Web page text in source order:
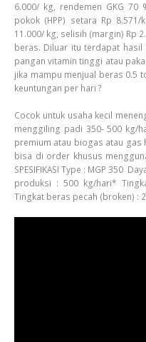
6.000/ kg, rendemen GKG
pokok (HPP) setara Rp
11.000/ kg, selisih (margin) Rp
beras. Diluar itu terdapat
pangan vitamin tinggi atau
jika mampu menjual beras 0.5
keuntungan per hari ?
Cocok untuk usaha kecil
menggiling padi 350- 500 kg/
premium atau biogas atau
bisa di order khusus
SPESIFIKASI Type : MGP 350
produksi : 500 kg/hari*
Tingkat beras pecah (broken) :